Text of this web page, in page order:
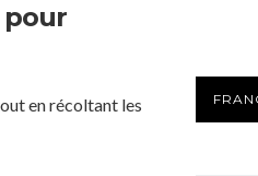
pour
en récoltant les
PRÉFÉRÉE